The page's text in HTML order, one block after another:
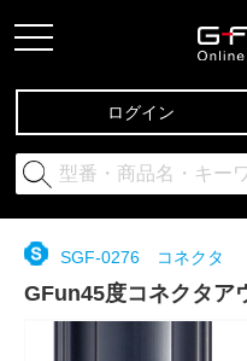
ログイン
SGF-0276 コネクタ
GFun45度コネクタア